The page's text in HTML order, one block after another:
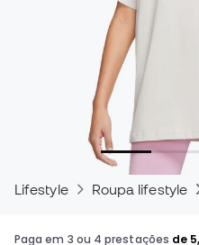
Lifestyle Roupa lifestyle